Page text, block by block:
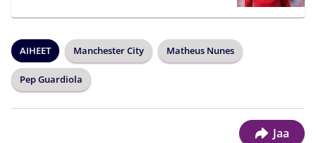
AIHEET Manchester City Matheus Nunes
Pep Guardiola
Jaa